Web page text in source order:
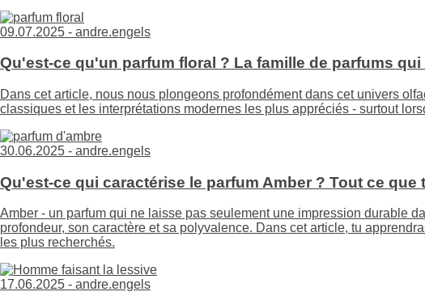
09.07.2025 - andre.engels
Qu'est-ce qu'un parfum floral ? La famille de parfums
Dans cet article, nous nous plongeons profondément dans cet univers
classiques et les interprétations modernes les plus appréciés - surtout
30.06.2025 - andre.engels
Qu'est-ce qui caractérise le parfum Amber ? Tout ce
Amber - un parfum qui ne laisse pas seulement une impression durable
profondeur, son caractère et sa polyvalence. Dans cet article, tu
les plus recherchés.
17.06.2025 - andre.engels